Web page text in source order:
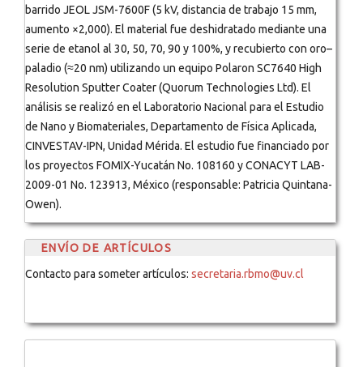
barrido JEOL JSM-7600F (5 kV, distancia de trabajo 15 mm,
aumento ×2,000). El material fue deshidratado mediante una
serie de etanol al 30, 50, 70, 90 y 100%, y recubierto con oro–
paladio (≈20 nm) utilizando un equipo Polaron SC7640 High
Resolution Sputter Coater (Quorum Technologies Ltd). El
análisis se realizó en el Laboratorio Nacional para el Estudio
de Nano y Biomateriales, Departamento de Física Aplicada,
CINVESTAV-IPN, Unidad Mérida. El estudio fue financiado por
los proyectos FOMIX-Yucatán No. 108160 y CONACYT LAB-
2009-01 No. 123913, México (responsable: Patricia Quintana-
Owen).
ENVÍO DE ARTÍCULOS
Contacto para someter artículos: secretaria.rbmo@uv.cl